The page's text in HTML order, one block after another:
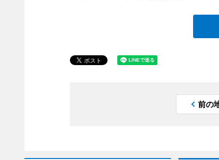
前の